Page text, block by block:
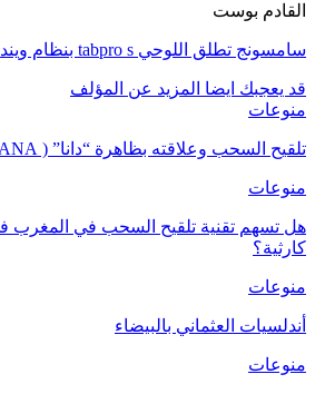
القادم بوست
سامسونج تطلق اللوحي tabpro s بنظام ويندوز ۱۰ ومواصفات عالية
قد يعجبك ايضا المزيد عن المؤلف
منوعات
تلقيح السحب وعلاقته بظاهرة “دانا” ( DANA)
منوعات
هل تسهم تقنية تلقيح السحب في
كارثية؟
منوعات
أندلسيات العثماني بالبيضاء
منوعات